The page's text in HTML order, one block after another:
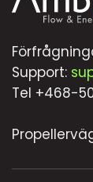
Support:
Tel +468-